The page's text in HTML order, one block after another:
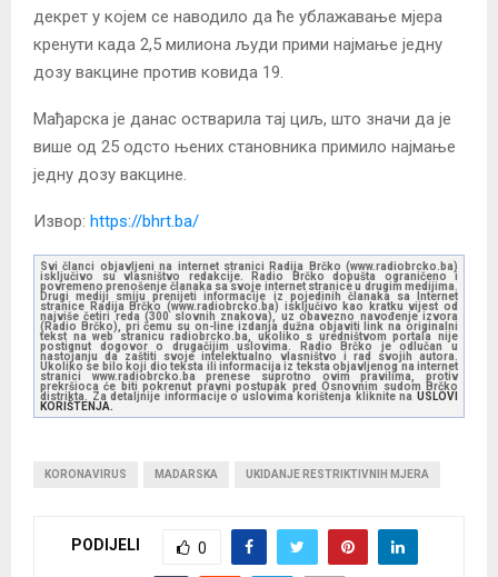
декрет у којем се наводило да ће ублажавање мјера
кренути када 2,5 милиона људи прими најмање једну
дозу вакцине против ковида 19.
Мађарска је данас остварила тај циљ, што значи да је
више од 25 одсто њених становника примило најмање
једну дозу вакцине.
Извор: https://bhrt.ba/
Svi članci objavljeni na internet stranici Radija Brčko (www.radiobrcko.ba)
isključivo su vlasništvo redakcije. Radio Brčko dopušta ograničeno i
povremeno prenošenje članaka sa svoje internet stranice u drugim medijima.
Drugi mediji smiju prenijeti informacije iz pojedinih članaka sa Internet
stranice Radija Brčko (www.radiobrcko.ba) isključivo kao kratku vijest od
najviše četiri reda (300 slovnih znakova), uz obavezno navođenje izvora
(Radio Brčko), pri čemu su on-line izdanja dužna objaviti link na originalni
tekst na web stranicu radiobrcko.ba, ukoliko s uredništvom portala nije
postignut dogovor o drugačijim uslovima. Radio Brčko je odlučan u
nastojanju da zaštiti svoje intelektualno vlasništvo i rad svojih autora.
Ukoliko se bilo koji dio teksta ili informacija iz teksta objavljenog na internet
stranici www.radiobrcko.ba prenese suprotno ovim pravilima, protiv
prekršioca će biti pokrenut pravni postupak pred Osnovnim sudom Brčko
distrikta. Za detaljnije informacije o uslovima korištenja kliknite na USLOVI
KORIŠTENJA.
KORONAVIRUS MADARSKA UKIDANJE RESTRIKTIVNIH MJERA
PODIJELI 0